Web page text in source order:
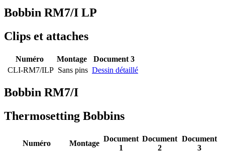
Bobbin RM7/I LP
Clips et attaches
Numéro Montage
Document 3
CLI-RM7/ILP Sans pins Dessin détaillé
Bobbin RM7/I
Thermosetting Bobbins
Numéro Montage
Document
1
Document
2
Document
3